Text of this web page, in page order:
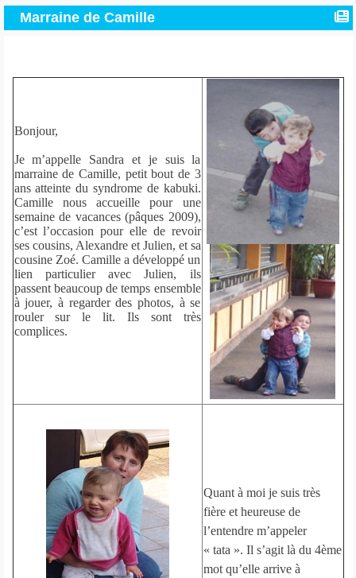
Marraine de Camille
Bonjour,
Je m’appelle Sandra et je suis la
marraine de Camille, petit bout de 3
ans atteinte du syndrome de kabuki.
Camille nous accueille pour une
semaine de vacances (pâques 2009),
c’est l’occasion pour elle de revoir
ses cousins, Alexandre et Julien, et sa
cousine Zoé. Camille a développé un
lien particulier avec Julien, ils
passent beaucoup de temps ensemble
à jouer, à regarder des photos, à se
rouler sur le lit. Ils sont très
complices.
Quant à moi je suis très
fière et heureuse de
l’entendre m’appeler
« tata ». Il s’agit là du 4ème
mot qu’elle arrive à